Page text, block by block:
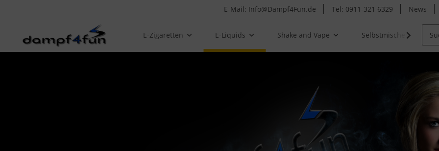
E-Mail: Info@Dampf4Fun.de Tel: 0911-321 6329 News
E-Zigaretten E-Liquids Shake and Vape Selbstmischer